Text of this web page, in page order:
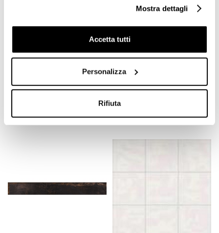
Mostra dettagli
Accetta tutti
Personalizza
Rifiuta
Gres porcellanato 20x20
Grey 15 sp 8,5mm - Boxer
€ 9,90/MQ
Tozzetto Nero Lucido
Ottagonette 15x15 - Tonalite
€ 0,10/PZ